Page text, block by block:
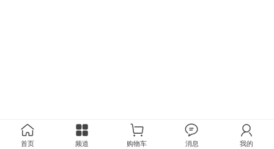
首页 频道 购物车 消息 我的